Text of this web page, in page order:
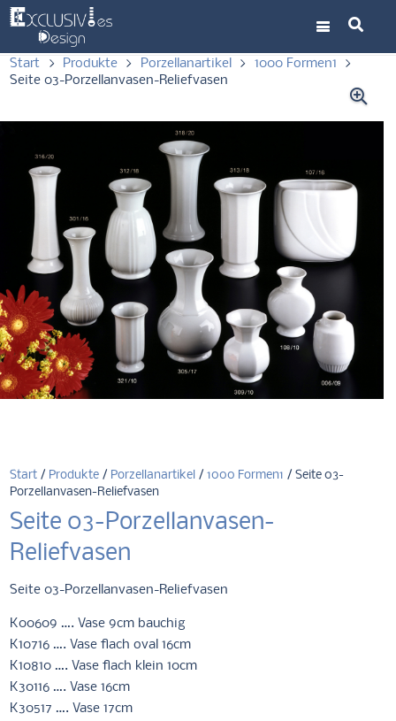
Start > Produkte > Porzellanartikel > 1000 Formen1
>
Seite 03-Porzellanvasen-Reliefvasen
Start / Produkte / Porzellanartikel /1000 Formen1 / Seite 03-
Porzellanvasen-Reliefvasen
Seite 03-Porzellanvasen-
Reliefvasen
Seite 03-Porzellanvasen-Reliefvasen
K00609 …. Vase 9cm bauchig
K10716 …. Vase flach oval 16cm
K10810 …. Vase flach klein 10cm
K30116 …. Vase 16cm
K30517 …. Vase 17cm